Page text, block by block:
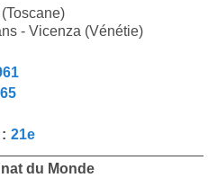
- Vicenza (Vénétie)
21e
du Monde